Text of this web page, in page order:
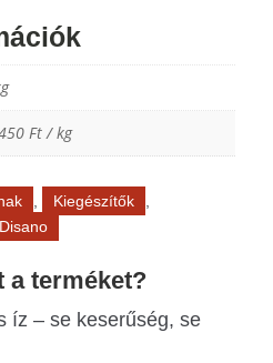
Ft / kg
Kiegészítők
Disano
a terméket?
íz – se keserűség, se